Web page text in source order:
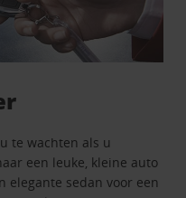
te wachten als u
een leuke, kleine auto
elegante sedan voor een